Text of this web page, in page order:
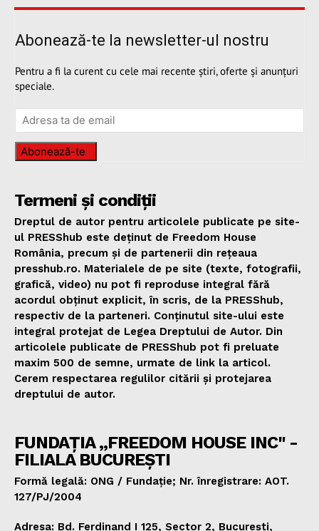
Abonează-te la newsletter-ul nostru
Pentru a fi la curent cu cele mai recente știri, oferte și anunțuri
speciale.
Abonează-te
Termeni și condiții
Dreptul de autor pentru articolele publicate pe site-
ul PRESShub este deținut de Freedom House
România, precum și de partenerii din rețeaua
presshub.ro. Materialele de pe site (texte, fotografii,
grafică, video) nu pot fi reproduse integral fără
acordul obținut explicit, în scris, de la PRESShub,
respectiv de la parteneri. Conținutul site-ului este
integral protejat de Legea Dreptului de Autor. Din
articolele publicate de PRESShub pot fi preluate
maxim 500 de semne, urmate de link la articol.
Cerem respectarea regulilor citării și protejarea
dreptului de autor.
FUNDAȚIA „FREEDOM HOUSE INC" -
FILIALA BUCUREȘTI
Formă legală: ONG / Fundație; Nr. înregistrare: AOT.
127/PJ/2004
Adresa: Bd. Ferdinand I 125, Sector 2, București,